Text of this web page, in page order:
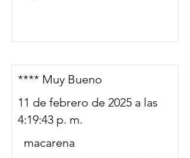
**** Muy Bueno
11 de febrero de 2025 a las
4:19:43 p. m.
macarena